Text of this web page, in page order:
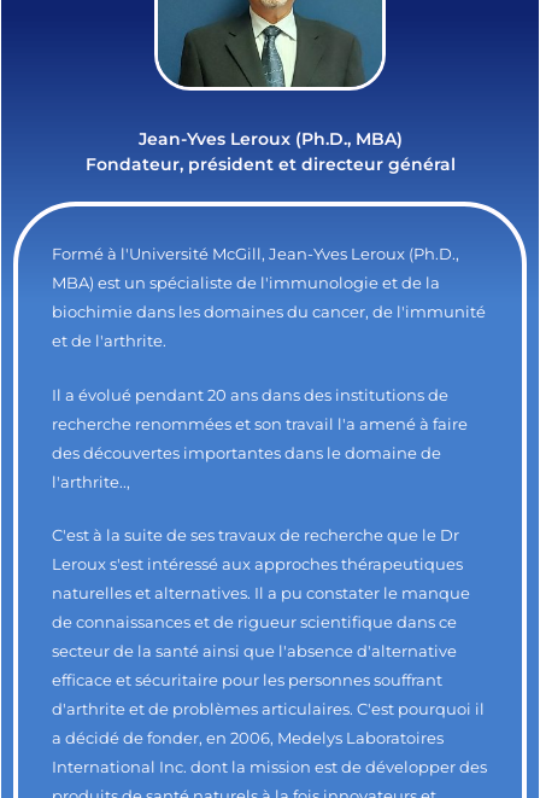
Jean-Yves Leroux (Ph.D., MBA)
Fondateur, président et directeur général
Formé à l'Université McGill, Jean-Yves Leroux (Ph.D.,
MBA) est un spécialiste de l'immunologie et de la
biochimie dans les domaines du cancer, de l'immunité
et de l'arthrite.
Il a évolué pendant 20 ans dans des institutions de
recherche renommées et son travail l'a amené à faire
des découvertes importantes dans le domaine de
l'arthrite..,
C'est à la suite de ses travaux de recherche que le Dr
Leroux s'est intéressé aux approches thérapeutiques
naturelles et alternatives. Il a pu constater le manque
de connaissances et de rigueur scientifique dans ce
secteur de la santé ainsi que l'absence d'alternative
efficace et sécuritaire pour les personnes souffrant
d'arthrite et de problèmes articulaires. C'est pourquoi il
a décidé de fonder, en 2006, Medelys Laboratoires
International Inc. dont la mission est de développer des